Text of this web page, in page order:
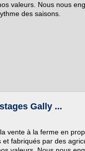
valeurs. Nous nous
des saisons.
Gally ...
vente à la ferme en
fabriqués par des